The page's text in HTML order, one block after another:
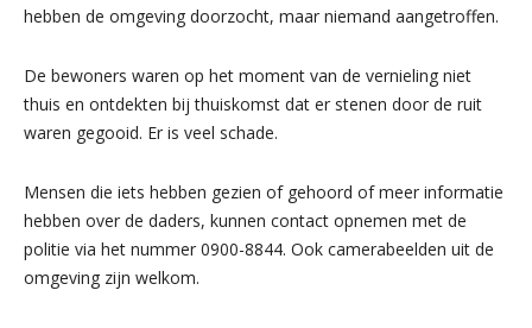
hebben de omgeving doorzocht, maar niemand aangetroffen.
De bewoners waren op het moment van de vernieling niet
thuis en ontdekten bij thuiskomst dat er stenen door de ruit
waren gegooid. Er is veel schade.
Mensen die iets hebben gezien of gehoord of meer informatie
hebben over de daders, kunnen contact opnemen met de
politie via het nummer 0900-8844. Ook camerabeelden uit de
omgeving zijn welkom.